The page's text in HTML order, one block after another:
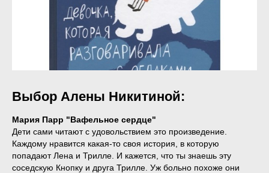
Выбор Алены Никитиной:
Мария Парр "Вафельное сердце"
Дети сами читают с удовольствием это произведение.
Каждому нравится какая-то своя история, в которую
попадают Лена и Трилле. И кажется, что ты знаешь эту
соседскую Кнопку и друга Трилле. Уж больно похоже они